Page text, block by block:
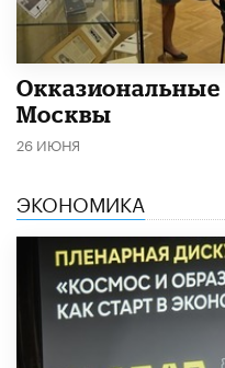
Москвы
26 ИЮНЯ
ЭКОНОМИКА